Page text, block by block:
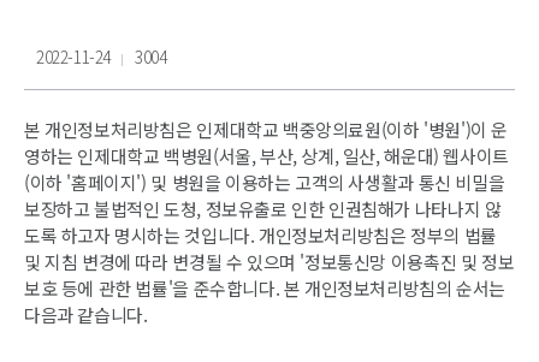
2022-11-24 3004
본 개인정보처리방침은 인제대학교 백중앙의료원(이하 '병원')이 운
영하는 인제대학교 백병원(서울, 부산, 상계, 일산, 해운대) 웹사이트
(이하 '홈페이지') 및 병원을 이용하는 고객의 사생활과 통신 비밀을
보장하고 불법적인 도청, 정보유출로 인한 인권침해가 나타나지 않
도록 하고자 명시하는 것입니다. 개인정보처리방침은 정부의 법률
및 지침 변경에 따라 변경될 수 있으며 '정보통신망 이용촉진 및 정보
보호 등에 관한 법률'을 준수합니다. 본 개인정보처리방침의 순서는
다음과 같습니다.